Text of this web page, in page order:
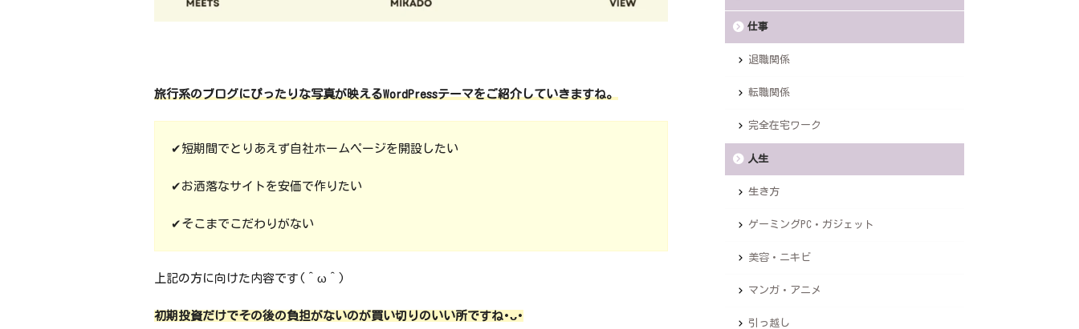
旅行系のブログにぴったりな写真が映えるWordPressテーマをご紹介していきますね。
✔短期間でとりあえず自社ホームページを開設したい
✔お洒落なサイトを安価で作りたい
✔そこまでこだわりがない
上記の方に向けた内容です(＾ω＾)
初期投資だけでその後の負担がないのが買い切りのいい所ですね･ᴗ･
仕事
退職関係
転職関係
完全在宅ワーク
人生
生き方
ゲーミングPC・ガジェット
美容・ニキビ
マンガ・アニメ
引っ越し